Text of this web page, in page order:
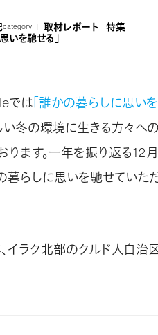
category 取材レポート 特集
いを馳せる」
では「誰かの暮らしに思い
冬の環境に生きる方々へ
ます。一年を振り返る12
暮らしに思いを馳せていた
イラク北部のクルド人自治